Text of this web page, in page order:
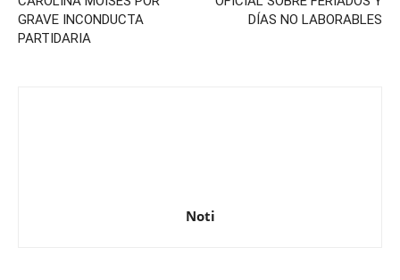
GRAVE INCONDUCTA
PARTIDARIA
DÍAS NO LABORABLES
Noti